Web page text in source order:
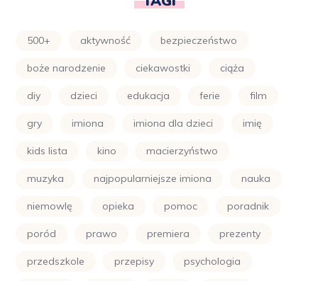
500+ aktywność bezpieczeństwo
boże narodzenie ciekawostki ciąża
diy dzieci edukacja ferie film
gry imiona imiona dla dzieci imię
kids lista kino macierzyństwo
muzyka najpopularniejsze imiona nauka
niemowlę opieka pomoc poradnik
poród prawo premiera prezenty
przedszkole przepisy psychologia